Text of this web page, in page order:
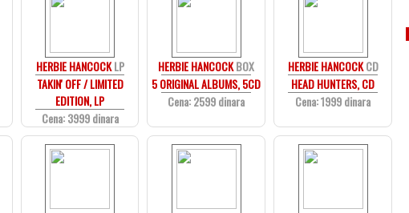
HERBIE HANCOCKLP
TAKIN' OFF / LIMITED
EDITION, LP
Cena: 3999 dinara
HERBIE HANCOCKBOX
5 ORIGINAL ALBUMS, 5CD
Cena: 2599 dinara
HERBIE HANCOCKCD
HEAD HUNTERS, CD
Cena: 1999 dinara